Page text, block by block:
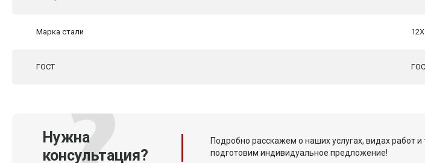
Марка стали
ГОСТ
Нужна
консультация?
Подробно расскажем о наших услугах, видах работ
подготовим индивидуальное предложение!